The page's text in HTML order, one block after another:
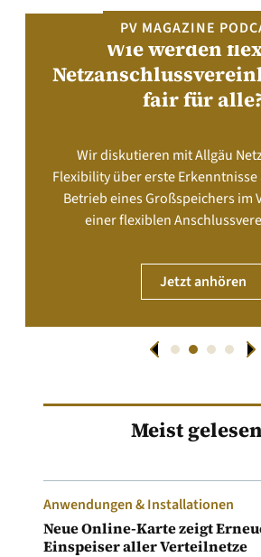
PV MAGAZINE
Wie werden
fair für
Wir diskutieren mit Allgäu
Flexibility über erste
Betrieb eines Großspeichers im
einer flexiblen
Jetzt anhören
Meist
Anwendungen & Installationen
Neue Online-Karte zeigt
Einspeiser aller Verteilnetze